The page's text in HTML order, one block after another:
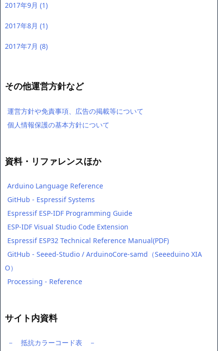
2017年9月 (1)
2017年8月 (1)
2017年7月 (8)
その他運営方針など
運営方針や免責事項、広告の掲載等について
個人情報保護の基本方針について
資料・リファレンスほか
Arduino Language Reference
GitHub - Espressif Systems
Espressif ESP-IDF Programming Guide
ESP-IDF Visual Studio Code Extension
Espressif ESP32 Technical Reference Manual(PDF)
GitHub - Seeed-Studio / ArduinoCore-samd（Seeeduino XIA
O）
Processing - Reference
サイト内資料
－ 抵抗カラーコード表 －